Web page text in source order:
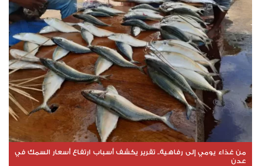
من غذاء يومي إلى رفاهية.. تقرير يكشف أسباب ارتفاع أسعار السمك في
عدن